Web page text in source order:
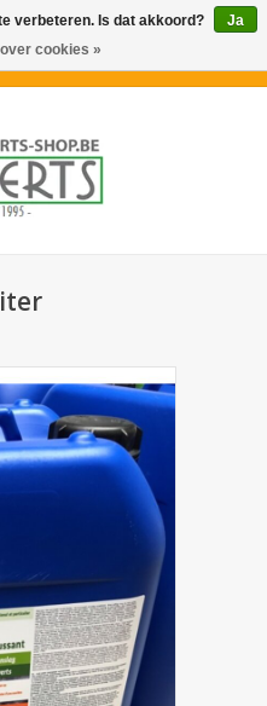
verbeteren. Is dat akkoord?
Ja
cookies »